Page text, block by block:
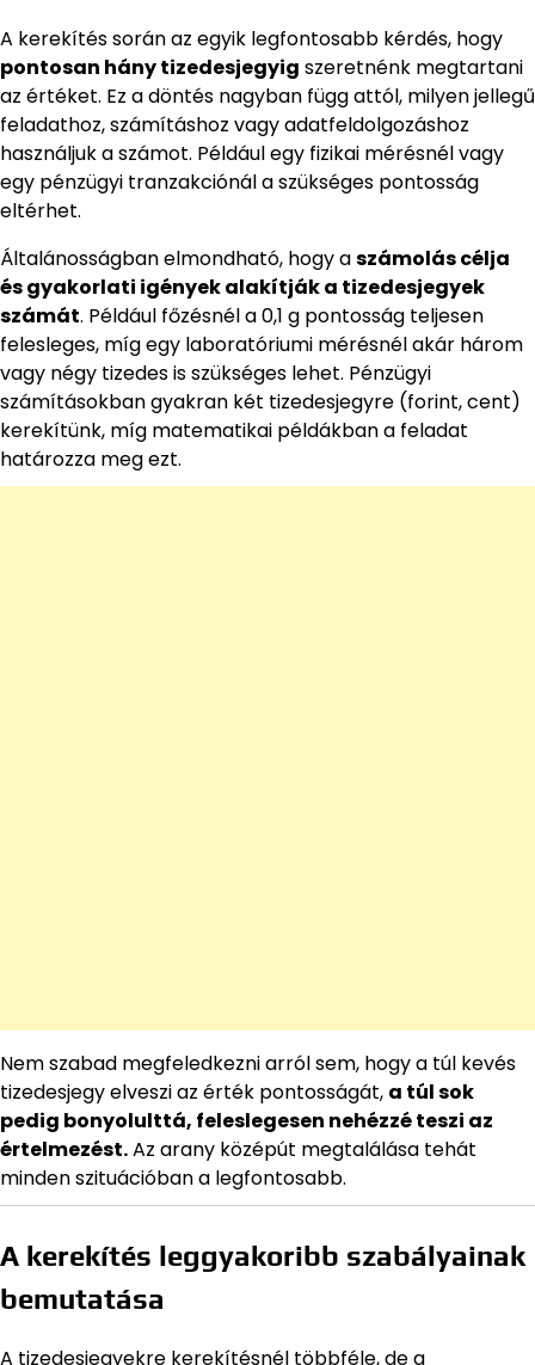
A kerekítés során az egyik legfontosabb kérdés, hogy
pontosan hány tizedesjegyig szeretnénk megtartani
az értéket. Ez a döntés nagyban függ attól, milyen jellegű
feladathoz, számításhoz vagy adatfeldolgozáshoz
használjuk a számot. Például egy fizikai mérésnél vagy
egy pénzügyi tranzakciónál a szükséges pontosság
eltérhet.
Általánosságban elmondható, hogy aszámolás célja
és gyakorlati igények alakítják a tizedesjegyek
számát. Például főzésnél a 0,1 g pontosság teljesen
felesleges, míg egy laboratóriumi mérésnél akár három
vagy négy tizedes is szükséges lehet. Pénzügyi
számításokban gyakran két tizedesjegyre (forint, cent)
kerekítünk, míg matematikai példákban a feladat
határozza meg ezt.
Nem szabad megfeledkezni arról sem, hogy a túl kevés
tizedesjegy elveszi az érték pontosságát, a túl sok
pedig bonyolulttá, feleslegesen nehézzé teszi az
értelmezést.Az arany középút megtalálása tehát
minden szituációban a legfontosabb.
A kerekítés leggyakoribb szabályainak
bemutatása
A tizedesjegyekre kerekítésnél többféle, de a